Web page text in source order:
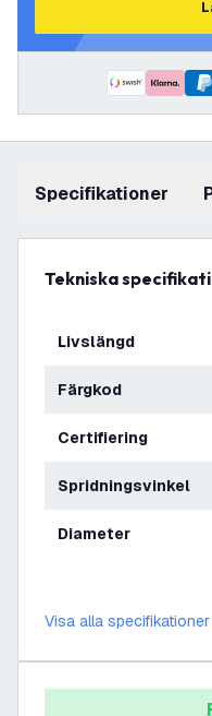
Specifikationer
Tekniska
Livslängd
Färgkod
Certifiering
Spridningsvinkel
Diameter
Visa alla specifikationer